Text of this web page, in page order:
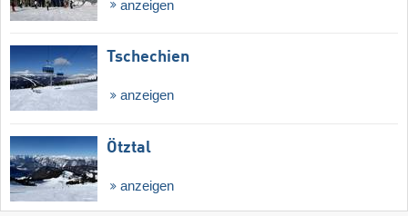
anzeigen
Tschechien
anzeigen
Ötztal
anzeigen